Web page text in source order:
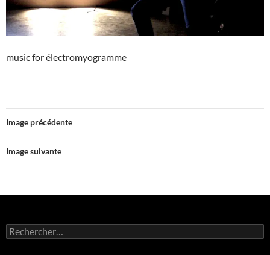
music for électromyogramme
Image précédente
Image suivante
Rechercher :